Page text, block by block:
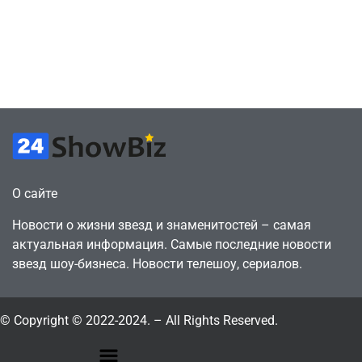
О сайте
Новости о жизни звезд и знаменитостей – самая
актуальная информация. Самые последние новости
звезд шоу-бизнеса. Новости телешоу, сериалов.
© Copyright © 2022-2024. – All Rights Reserved.